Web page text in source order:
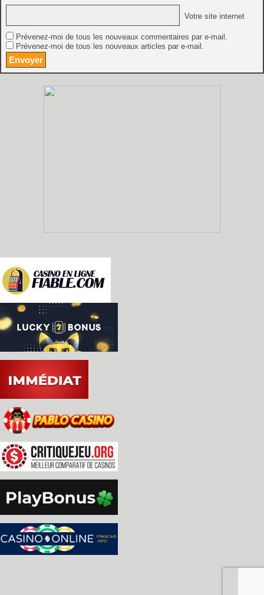
Votre site internet
Prévenez-moi de tous les nouveaux commentaires par e-mail.
Prévenez-moi de tous les nouveaux articles par e-mail.